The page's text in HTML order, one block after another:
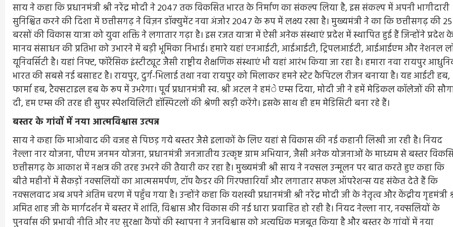
साय ने कहा कि प्रधानमंत्री श्री नरेंद्र मोदी ने 2047 तक विकसित भारत के निर्माण का संकल्प लिया है, इस संकल्प में अपनी भागीदारी
सुनिश्चित करने की दिशा में छत्तीसगढ़ ने विज़न डॉक्युमेंट नवा अंजोर 2047 के रूप में लक्ष्य रखा है। मुख्यमंत्री ने का कि छत्तीसगढ़ की 25
बरसों की विकास यात्रा को युवा शक्ति ने लगातार गढ़ा है। इस रजत यात्रा में ऐसी अनेक संस्थाएं प्रदेश में स्थापित हुई हैं जिन्होंने प्रदेश
मानव संसाधन की प्रतिभा को उभारने में बड़ी भूमिका निभाई। हमारे यहां एनआईटी, आईआईटी, ट्रिपलआईटी, आईआईएम और नेशनल
यूनिवर्सिटी है। यहां निफ्ट, फॉरेंसिक इंस्टीट्यूट जैसी राष्ट्रीय शैक्षणिक संस्थाएं भी यहां आरंभ किया जा रहा है। हमारा नवा रायपुर
भारत की सबसे नई बसाहट है। रायपुर, दुर्ग-भिलाई तथा नवा रायपुर को मिलाकर हमने स्टेट कैपिटल रीजन बनाया है। यह आईटी हब,
फार्मा हब, टैक्सटाइल हब के रूप में उभरेगा। पूर्व प्रधानमंत्री स्व. श्री अटल ने हमंे एम्स दिया, मोदी जी ने हमें मेडिकल कॉलेजों की
दी, हम एम्स की तरह ही सुपर स्पेशयिलिटी हॉस्पिटलों की श्रेणी खड़ी करेंगे। इसके साथ ही हम मेडिसिटी बना रहे हैं।
बस्तर के गांवों में नया आत्मविश्वास उत्पन्न
साय ने कहा कि माओवाद की वजह से पिछड़ गये बस्तर जैसे इलाकों के लिए यहां से विकास की नई कहानी लिखी जा रही है। नियद
नेल्ला नार योजना, पीएम जनमन योजना, प्रधानमंत्री जनजातीय उत्कृष्ट ग्राम अभियान, जैसी अनेक योजनाओं के माध्यम से बस्तर
छत्तीसगढ़ के आकाश में नक्षत्र की तरह उभरने की तैयारी कर रहा है। मुख्यमंत्री श्री साय ने नक्सल उन्मूलन पर बात करते हुए कहा कि
बीते महीनों में सैकड़ों नक्सलियों का आत्मसमर्पण, टॉप कैडर की गिरफ्तारियाँ और लगातार सफल ऑपरेशन्स यह संकेत देते हैं कि
नक्सलवाद अब अपने अंतिम चरण में पहुँच गया है। उन्होंने कहा कि यशस्वी प्रधानमंत्री श्री नरेंद्र मोदी जी के नेतृत्व और केंद्रीय गृहमंत्री
अमित शाह जी के मार्गदर्शन में बस्तर में शांति, विश्वास और विकास की नई धारा प्रवाहित हो रही है। नियद नेल्ला नार, नक्सलियों के
पुनर्वास की प्रभावी नीति और नए सुरक्षा कैंपों की स्थापना ने जनविश्वास को अत्यधिक मजबूत किया है और बस्तर के गांवों में नया